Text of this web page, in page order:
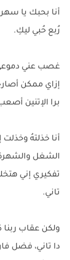
أنا بحبك يا
رُبع حُبي ليكِ.
غصب عني دموعي
إزاي ممكن
برا الإتنين
أنا خذلتهُ
الشغل
تفكيري إني
تاني.
ولكن عقاب
دا تاني، فضل